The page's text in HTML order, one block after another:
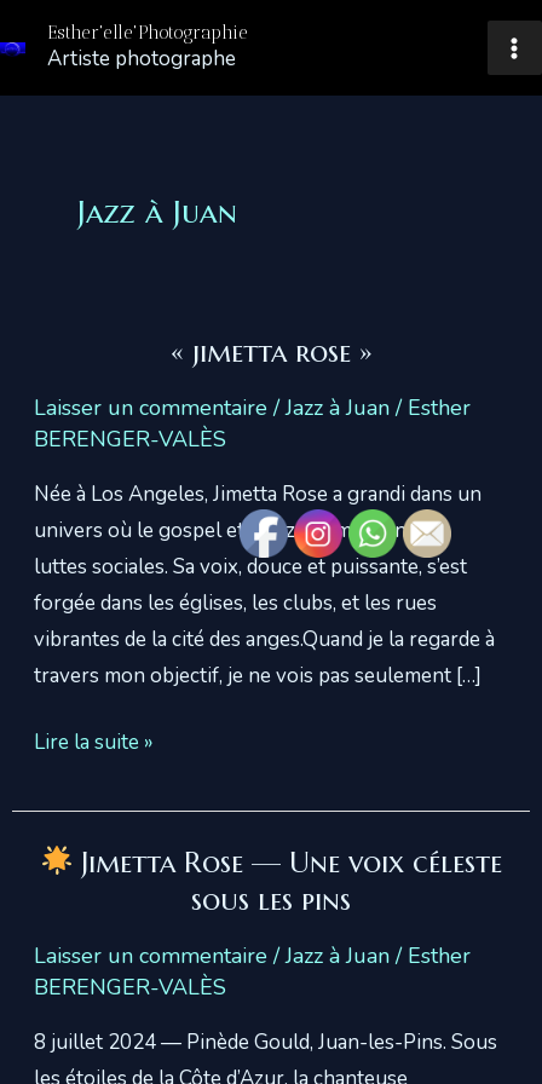
Aller
au
contenu
Esther'elle'Photographie
Artiste photographe
Jazz à Juan
« jimetta rose »
Laisser un commentaire /Jazz à Juan/ Esther
BERENGER-VALÈS
Née à Los Angeles, Jimetta Rose a grandi dans un
univers où le gospel et le jazz se mêlaient aux
luttes sociales. Sa voix, douce et puissante, s’est
forgée dans les églises, les clubs, et les rues
vibrantes de la cité des anges.Quand je la regarde à
travers mon objectif, je ne vois pas seulement […]
« jimetta
Lire la suite »
Jimetta Rose — Une voix céleste
sous les pins
Laisser un commentaire /Jazz à Juan/ Esther
BERENGER-VALÈS
8 juillet 2024 — Pinède Gould, Juan-les-Pins. Sous
les étoiles de la Côte d’Azur, la chanteuse